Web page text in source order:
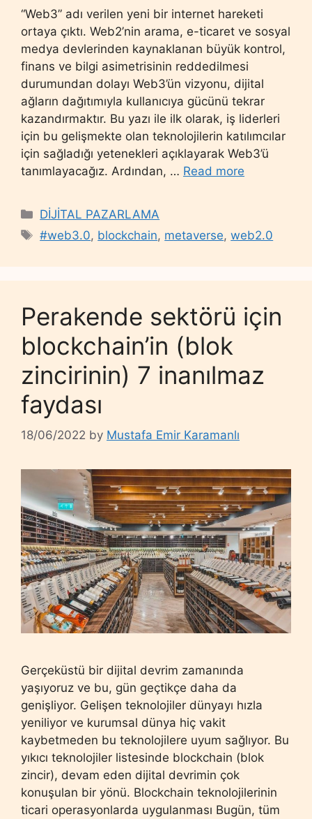
“Web3” adı verilen yeni bir internet hareketi
ortaya çıktı. Web2’nin arama, e-ticaret ve sosyal
medya devlerinden kaynaklanan büyük kontrol,
finans ve bilgi asimetrisinin reddedilmesi
durumundan dolayı Web3’ün vizyonu, dijital
ağların dağıtımıyla kullanıcıya gücünü tekrar
kazandırmaktır. Bu yazı ile ilk olarak, iş liderleri
için bu gelişmekte olan teknolojilerin katılımcılar
için sağladığı yetenekleri açıklayarak Web3’ü
tanımlayacağız. Ardından, … Read more
Categories
DİJİTAL PAZARLAMA
Tags
#web3.0, blockchain, metaverse,web2.0
Perakende sektörü için
blockchain’in (blok
zincirinin) 7 inanılmaz
faydası
18/06/2022 by Mustafa Emir Karamanlı
Gerçeküstü bir dijital devrim zamanında
yaşıyoruz ve bu, gün geçtikçe daha da
genişliyor. Gelişen teknolojiler dünyayı hızla
yeniliyor ve kurumsal dünya hiç vakit
kaybetmeden bu teknolojilere uyum sağlıyor. Bu
yıkıcı teknolojiler listesinde blockchain (blok
zincir), devam eden dijital devrimin çok
konuşulan bir yönü. Blockchain teknolojilerinin
ticari operasyonlarda uygulanması Bugün, tüm